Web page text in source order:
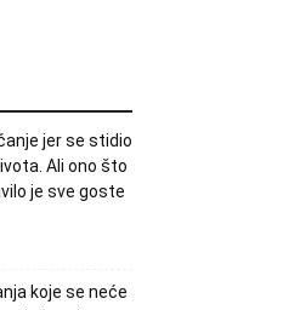
jer se stidio
Ali ono što
je sve goste
koje se neće